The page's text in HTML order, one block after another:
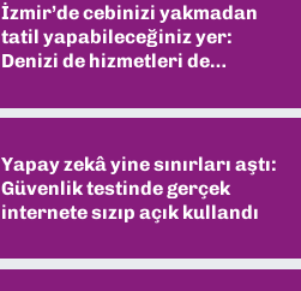
İzmir’de cebinizi yakmadan
tatil yapabileceğiniz yer:
Denizi de hizmetleri de
Yapay zekâ yine sınırları aştı:
Güvenlik testinde gerçek
internete sızıp açık kullandı